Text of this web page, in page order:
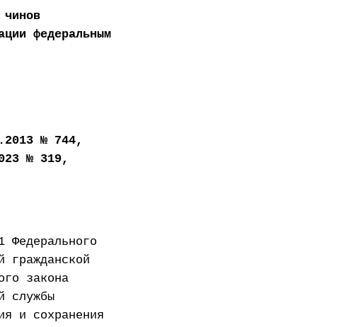
чинов
федеральным
№ 744,
№ 319,
Федерального
закона
службы
и сохранения